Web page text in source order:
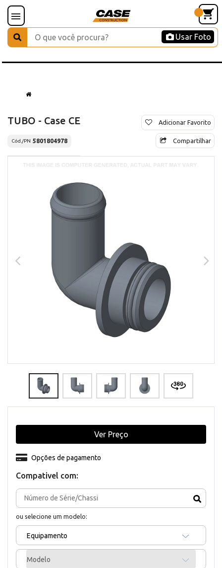
Usar Foto
TUBO - Case CE
Cód./PN 5801804978
Adicionar Favorito
Compartilhar
Compativel com:
ou selecione um modelo:
Equipamento
Modelo
Opções de pagamento
Ver Preço